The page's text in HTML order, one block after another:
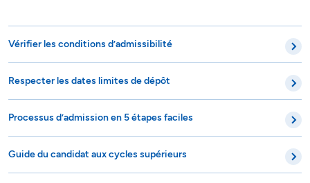
Vérifier les conditions d’admissibilité
Respecter les dates limites de dépôt
Processus d’admission en 5 étapes faciles
Guide du candidat aux cycles supérieurs